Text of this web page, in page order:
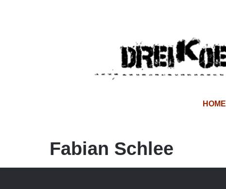
HOME
Fabian Schlee